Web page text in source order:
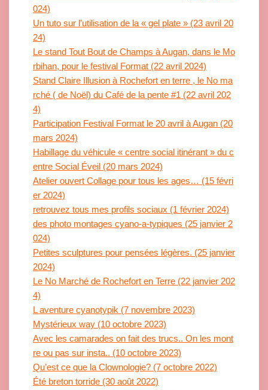
024)
Un tuto sur l’utilisation de la « gel plate » (23 avril 20
24)
Le stand Tout Bout de Champs à Augan, dans le Mo
rbihan, pour le festival Format (22 avril 2024)
Stand Claire Illusion à Rochefort en terre , le No ma
rché ( de Noël) du Café de la pente #1 (22 avril 202
4)
Participation Festival Format le 20 avril à Augan (20
mars 2024)
Habillage du véhicule « centre social itinérant » du c
entre Social Éveil (20 mars 2024)
Atelier ouvert Collage pour tous les ages… (15 févri
er 2024)
retrouvez tous mes profils sociaux (1 février 2024)
des photo montages cyano-a-typiques (25 janvier 2
024)
Petites sculptures pour pensées légères. (25 janvier
2024)
Le No Marché de Rochefort en Terre (22 janvier 202
4)
L aventure cyanotypik (7 novembre 2023)
Mystérieux way (10 octobre 2023)
Avec les camarades on fait des trucs.. On les mont
re ou pas sur insta.. (10 octobre 2023)
Qu’est ce que la Clownologie? (7 octobre 2022)
Été breton torride (30 août 2022)